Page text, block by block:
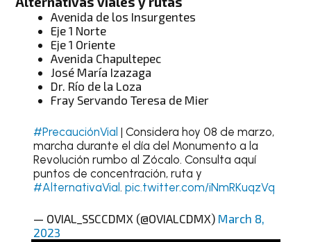
Avenida de los Insurgentes
Eje 1 Norte
Eje 1 Oriente
Avenida Chapultepec
José María Izazaga
Dr. Río de la Loza
Fray Servando Teresa de Mier
#PrecauciónVial | Considera hoy 08 de marzo,
marcha durante el día del Monumento a la
Revolución rumbo al Zócalo. Consulta aquí
puntos de concentración, ruta y
#AlternativaVial. pic.twitter.com/iNmRKuqzVq
— OVIAL_SSCCDMX (@OVIALCDMX) March 8,
2023